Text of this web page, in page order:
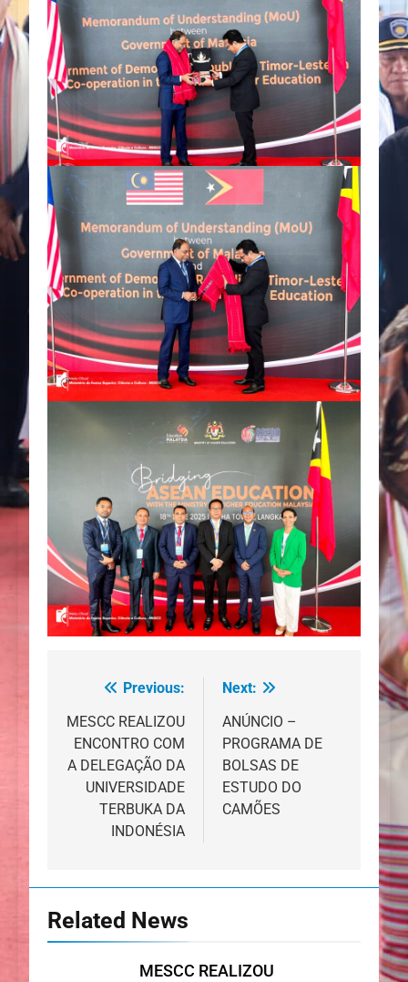
Navegação
de
artigos
Previous:
MESCC REALIZOU
ENCONTRO COM
A DELEGAÇÃO DA
UNIVERSIDADE
TERBUKA DA
INDONÉSIA
Next:
ANÚNCIO –
PROGRAMA DE
BOLSAS DE
ESTUDO DO
CAMÕES
Related News
MESCC REALIZOU